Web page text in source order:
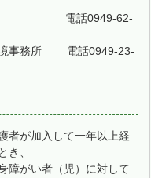
話0949-62-
所 電話0949-23-
者が加入して一年以上経
き、
障がい者（児）に対して